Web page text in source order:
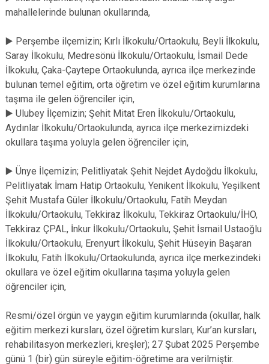
mahallelerinde bulunan okullarında,
▶️ Perşembe ilçemizin; Kırlı İlkokulu/Ortaokulu, Beyli İlkokulu,
Saray İlkokulu, Medresönü İlkokulu/Ortaokulu, İsmail Dede
İlkokulu, Çaka-Çaytepe Ortaokulunda, ayrıca ilçe merkezinde
bulunan temel eğitim, orta öğretim ve özel eğitim kurumlarına
taşıma ile gelen öğrenciler için,
▶️ Ulubey İlçemizin; Şehit Mitat Eren İlkokulu/Ortaokulu,
Aydınlar İlkokulu/Ortaokulunda, ayrıca ilçe merkezimizdeki
okullara taşıma yoluyla gelen öğrenciler için,
▶️ Ünye İlçemizin; Pelitliyatak Şehit Nejdet Aydoğdu İlkokulu,
Pelitliyatak İmam Hatip Ortaokulu, Yenikent İlkokulu, Yeşilkent
Şehit Mustafa Güler İlkokulu/Ortaokulu, Fatih Meydan
İlkokulu/Ortaokulu, Tekkiraz İlkokulu, Tekkiraz Ortaokulu/İHO,
Tekkiraz ÇPAL, İnkur İlkokulu/Ortaokulu, Şehit İsmail Ustaoğlu
İlkokulu/Ortaokulu, Erenyurt İlkokulu, Şehit Hüseyin Başaran
İlkokulu, Fatih İlkokulu/Ortaokulunda, ayrıca ilçe merkezindeki
okullara ve özel eğitim okullarına taşıma yoluyla gelen
öğrenciler için,
Resmi/özel örgün ve yaygın eğitim kurumlarında (okullar, halk
eğitim merkezi kursları, özel öğretim kursları, Kur’an kursları,
rehabilitasyon merkezleri, kreşler); 27 Şubat 2025 Perşembe
günü 1 (bir) gün süreyle eğitim-öğretime ara verilmiştir.